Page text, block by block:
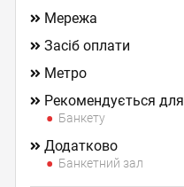
Мережа
Засіб оплати
Метро
Рекомендується для
Банкету
Додатково
Банкетний зал